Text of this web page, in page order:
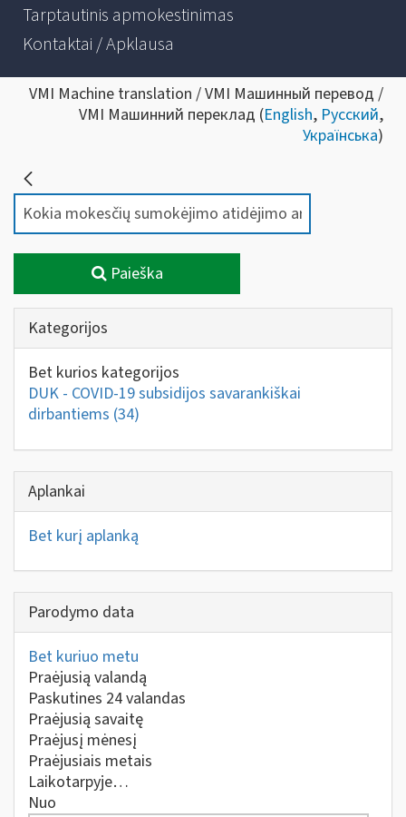
Tarptautinis apmokestinimas
Kontaktai / Apklausa
VMI Machine translation / VMI Машинный перевод /
VMI Машинний переклад (English, Русский,
Українська)
Paieška
Kategorijos
Bet kurios kategorijos
DUK - COVID-19 subsidijos savarankiškai
dirbantiems (34)
Aplankai
Bet kurį aplanką
Parodymo data
Bet kuriuo metu
Praėjusią valandą
Paskutines 24 valandas
Praėjusią savaitę
Praėjusį mėnesį
Praėjusiais metais
Laikotarpyje…
Nuo